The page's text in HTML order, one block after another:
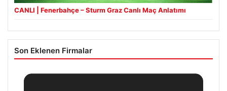
CANLI | Fenerbahçe – Sturm Graz Canlı Maç Anlatımı
Son Eklenen Firmalar